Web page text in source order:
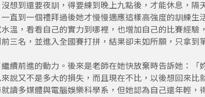
想到還要夜訓，得要練到晚上九點後，才能休息，隔
直到一個禮拜過後她才慢慢適應這樣高強度的訓練生
溫，看看自己的實力到哪裡，也增加自己的比賽經驗
三名，並進入全國賽打拼，結果卻未如所願，只拿到
續前進的動力。後來是老師在她快放棄時告訴她：「
說又不是多大的損失，而且現在不比，以後想回來比
讀多媒體與電腦娛樂科學系，但她認為自己還年輕，